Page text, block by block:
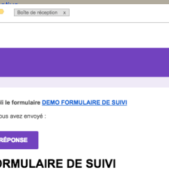
et champ scolaire